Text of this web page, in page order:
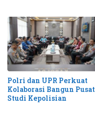
Polri dan UPR Perkuat
Kolaborasi Bangun Pusat
Studi Kepolisian